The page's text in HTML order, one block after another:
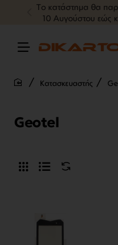
Tο κατάστημα θα
10 Αυγούστου εώς
Geotel
Κατασκευαστής